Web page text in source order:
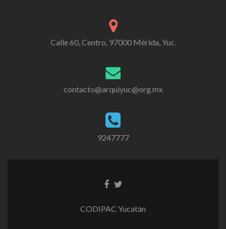
Calle 60, Centro, 97000 Mérida, Yuc.
contacto@arquiyuc@org.mx
9247777
CODIPAC Yucatán